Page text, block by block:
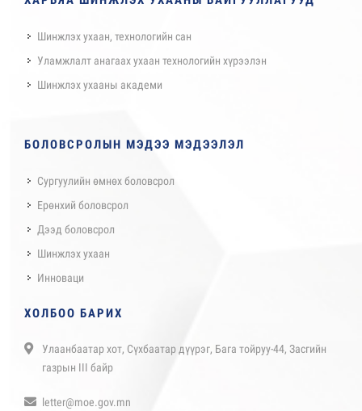
Шинжлэх ухаан, технологийн сан
Уламжлалт анагаах ухаан технологийн хүрээлэн
Шинжлэх ухааны академи
БОЛОВСРОЛЫН МЭДЭЭ МЭДЭЭЛЭЛ
Сургуулийн өмнөх боловсрол
Ерөнхий боловсрол
Дээд боловсрол
Шинжлэх ухаан
Инноваци
ХОЛБОО БАРИХ
Улаанбаатар хот, Сүхбаатар дүүрэг, Бага тойруу-44, Засгийн
газрын III байр
letter@moe.gov.mn